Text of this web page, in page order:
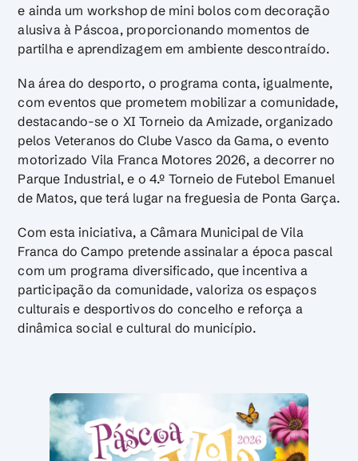
e ainda um workshop de mini bolos com decoração
alusiva à Páscoa, proporcionando momentos de
partilha e aprendizagem em ambiente descontraído.
Na área do desporto, o programa conta, igualmente,
com eventos que prometem mobilizar a comunidade,
destacando-se o XI Torneio da Amizade, organizado
pelos Veteranos do Clube Vasco da Gama, o evento
motorizado Vila Franca Motores 2026, a decorrer no
Parque Industrial, e o 4.º Torneio de Futebol Emanuel
de Matos, que terá lugar na freguesia de Ponta Garça.
Com esta iniciativa, a Câmara Municipal de Vila
Franca do Campo pretende assinalar a época pascal
com um programa diversificado, que incentiva a
participação da comunidade, valoriza os espaços
culturais e desportivos do concelho e reforça a
dinâmica social e cultural do município.